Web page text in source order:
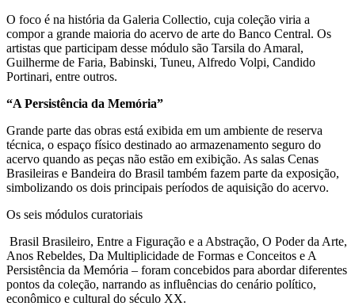
O foco é na história da Galeria Collectio, cuja coleção viria a
compor a grande maioria do acervo de arte do Banco Central. Os
artistas que participam desse módulo são Tarsila do Amaral,
Guilherme de Faria, Babinski, Tuneu, Alfredo Volpi, Candido
Portinari, entre outros.
“A Persistência da Memória”
Grande parte das obras está exibida em um ambiente de reserva
técnica, o espaço físico destinado ao armazenamento seguro do
acervo quando as peças não estão em exibição. As salas Cenas
Brasileiras e Bandeira do Brasil também fazem parte da exposição,
simbolizando os dois principais períodos de aquisição do acervo.
Os seis módulos curatoriais
Brasil Brasileiro, Entre a Figuração e a Abstração, O Poder da Arte,
Anos Rebeldes, Da Multiplicidade de Formas e Conceitos e A
Persistência da Memória – foram concebidos para abordar diferentes
pontos da coleção, narrando as influências do cenário político,
econômico e cultural do século XX.